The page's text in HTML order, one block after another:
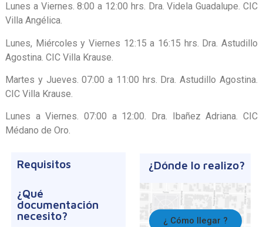
Lunes a Viernes. 8:00 a 12:00 hrs. Dra. Videla Guadalupe. CIC
Villa Angélica.
Lunes, Miércoles y Viernes 12:15 a 16:15 hrs. Dra. Astudillo
Agostina. CIC Villa Krause.
Martes y Jueves. 07:00 a 11:00 hrs. Dra. Astudillo Agostina.
CIC Villa Krause.
Lunes a Viernes. 07:00 a 12:00. Dra. Ibañez Adriana. CIC
Médano de Oro.
Requisitos
¿Qué
documentación
necesito?
¿Dónde lo realizo?
¿ Cómo llegar ?